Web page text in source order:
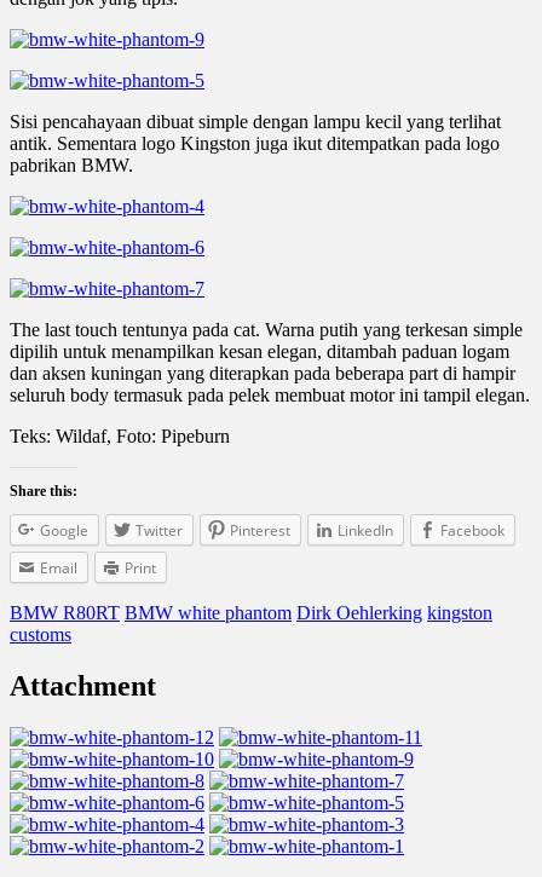
Sisi pencahayaan dibuat simple dengan lampu kecil yang terlihat
antik. Sementara logo Kingston juga ikut ditempatkan pada logo
pabrikan BMW.
The last touch tentunya pada cat. Warna putih yang terkesan simple
dipilih untuk menampilkan kesan elegan, ditambah paduan logam
dan aksen kuningan yang diterapkan pada beberapa part di hampir
seluruh body termasuk pada pelek membuat motor ini tampil elegan.
Teks: Wildaf, Foto: Pipeburn
Share this:
Google Twitter Pinterest LinkedIn
Facebook
Email
Print
BMW R80RT BMW white phantom Dirk Oehlerking kingston
customs
Attachment